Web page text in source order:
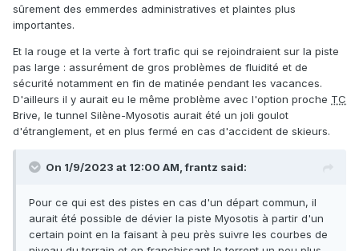
sûrement des emmerdes administratives et plaintes plus
importantes.
Et la rouge et la verte à fort trafic qui se rejoindraient sur la piste
pas large : assurément de gros problèmes de fluidité et de
sécurité notamment en fin de matinée pendant les vacances.
D'ailleurs il y aurait eu le même problème avec l'option proche TC
Brive, le tunnel Silène-Myosotis aurait été un joli goulot
d'étranglement, et en plus fermé en cas d'accident de skieurs.
On 1/9/2023 at 12:00 AM,frantz said:
Pour ce qui est des pistes en cas d'un départ commun, il
aurait été possible de dévier la piste Myosotis à partir d'un
certain point en la faisant à peu près suivre les courbes de